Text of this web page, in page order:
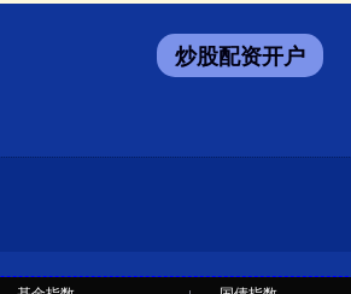
炒股配资开户